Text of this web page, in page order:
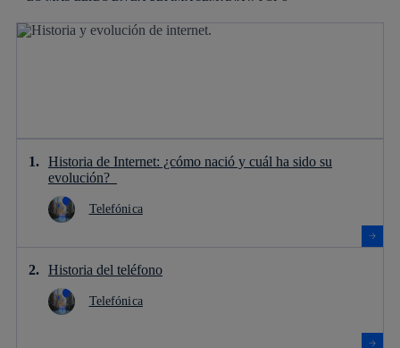
Historia de Internet: ¿cómo nació y cuál ha sido su
evolución?
Telefónica
Historia del teléfono
Telefónica